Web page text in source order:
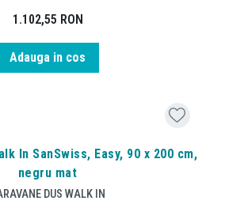
1.102,55 RON
Adauga in cos
In SanSwiss, Easy, 90 x 200 cm,
negru mat
DUS WALK IN